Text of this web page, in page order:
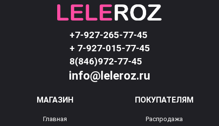
+7-927-265-77-45
+ 7-927-015-77-45
8(846)972-77-45
info@leleroz.ru
МАГАЗИН
Главная
ПОКУПАТЕЛЯМ
Распродажа